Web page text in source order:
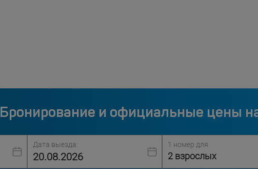
Бронирование и официальные цены
Дата выезда: 1 номер для
2 взрослых